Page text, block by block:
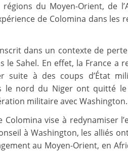
régions du Moyen-Orient, de
de Colomina dans
dans un contexte de
le Sahel. En effet, la France
suite à des coups d’État
le nord du Niger ont quitté
militaire avec Washington.
vise à redynamiser
à Washington, les alliés
au Moyen-Orient, en